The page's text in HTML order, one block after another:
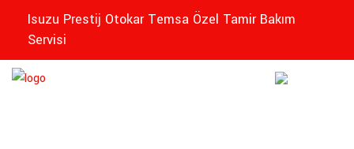
Isuzu Prestij Otokar Temsa Özel Tamir Bakım
Servisi